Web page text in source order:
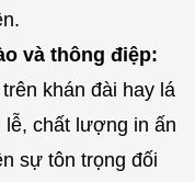
và thông điệp:
khán đài hay lá
lễ, chất lượng in ấn
sự tôn trọng đối